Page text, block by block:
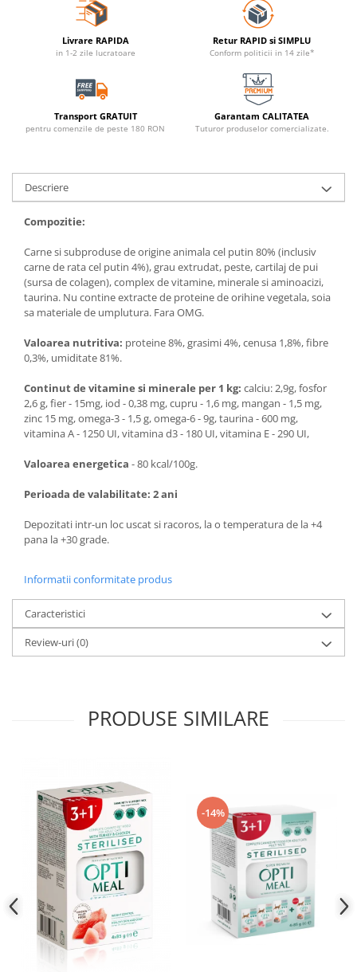
Livrare RAPIDA
in 1-2 zile lucratoare
Retur RAPID si SIMPLU
Conform politicii in 14 zile*
Transport GRATUIT
pentru comenzile de peste 180 RON
Garantam CALITATEA
Tuturor produselor comercializate.
Descriere
Compozitie:
Carne si subproduse de origine animala cel putin 80% (inclusiv
carne de rata cel putin 4%), grau extrudat, peste, cartilaj de pui
(sursa de colagen), complex de vitamine, minerale si aminoacizi,
taurina. Nu contine extracte de proteine de orihine vegetala, soia
sa materiale de umplutura. Fara OMG.
Valoarea nutritiva: proteine 8%, grasimi 4%, cenusa 1,8%, fibre
0,3%, umiditate 81%.
Continut de vitamine si minerale per 1 kg: calciu: 2,9g, fosfor
2,6 g, fier - 15mg, iod - 0,38 mg, cupru - 1,6 mg, mangan - 1,5 mg,
zinc 15 mg, omega-3 - 1,5 g, omega-6 - 9g, taurina - 600 mg,
vitamina A - 1250 UI, vitamina d3 - 180 UI, vitamina E - 290 UI,
Valoarea energetica - 80 kcal/100g.
Perioada de valabilitate: 2 ani
Depozitati intr-un loc uscat si racoros, la o temperatura de la +4
pana la +30 grade.
Informatii conformitate produs
Caracteristici
Review-uri(0)
PRODUSE SIMILARE
-14%